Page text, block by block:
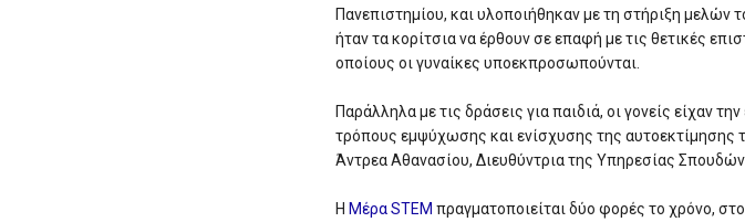
Πανεπιστημίου, και υλοποιήθηκαν με τη στήριξη μελών
ήταν τα κορίτσια να έρθουν σε επαφή με τις θετικές
οποίους οι γυναίκες υποεκπροσωπούνται.
Παράλληλα με τις δράσεις για παιδιά, οι γονείς είχαν
τρόπους εμψύχωσης και ενίσχυσης της αυτοεκτίμησης
Άντρεα Αθανασίου, Διευθύντρια της Υπηρεσίας
ΗΜέρα STEM πραγματοποιείται δύο φορές το χρόνο,